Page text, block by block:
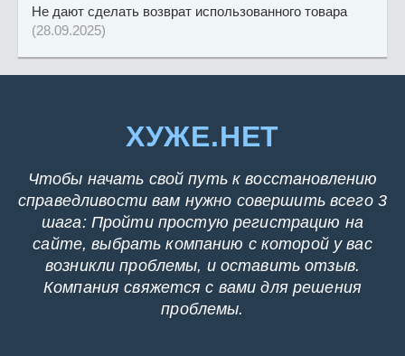
Не дают сделать возврат использованного товара
(28.09.2025)
ХУЖЕ.НЕТ
Чтобы начать свой путь к восстановлению
справедливости вам нужно совершить всего 3
шага: Пройти простую регистрацию на
сайте, выбрать компанию с которой у вас
возникли проблемы, и оставить отзыв.
Компания свяжется с вами для решения
проблемы.